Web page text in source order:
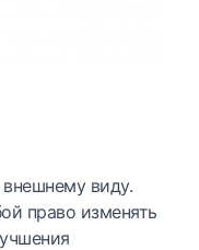
виду.
право изменять